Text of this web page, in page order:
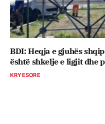
BDI: Heqja e gjuhës
është shkelje e ligjit dhe
KRYESORE